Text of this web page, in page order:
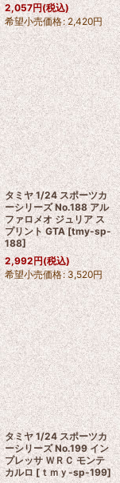
2,057円(税込)
希望小売価格: 2,420円
タミヤ 1/24 スポーツカ
ーシリーズ No.188 アル
ファロメオ ジュリア ス
プリント GTA [tmy-sp-
188]
2,992円(税込)
希望小売価格: 3,520円
タミヤ 1/24 スポーツカ
ーシリーズ No.199 イン
プレッサ ＷＲＣ モンテ
カルロ [ｔｍｙ-sp-199]